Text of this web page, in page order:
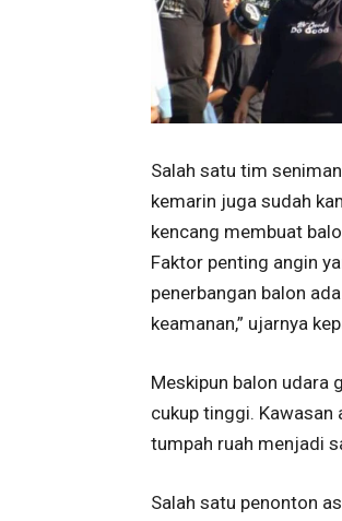
Salah satu tim
kemarin juga sudah
kencang membuat
Faktor penting angin
penerbangan balon
keamanan,” ujarnya
Meskipun balon udara
cukup tinggi. Kawasan
tumpah ruah menjadi
Salah satu penonton